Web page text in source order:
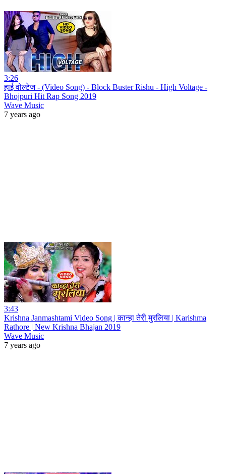
3:26
हाई वोल्टेज - (Video Song) - Block Buster Rishu - High Voltage -
Bhojpuri Hit Rap Song 2019
Wave Music
7 years ago
3:43
Krishna Janmashtami Video Song | कान्हा तेरी मुरलिया | Karishma
Rathore | New Krishna Bhajan 2019
Wave Music
7 years ago